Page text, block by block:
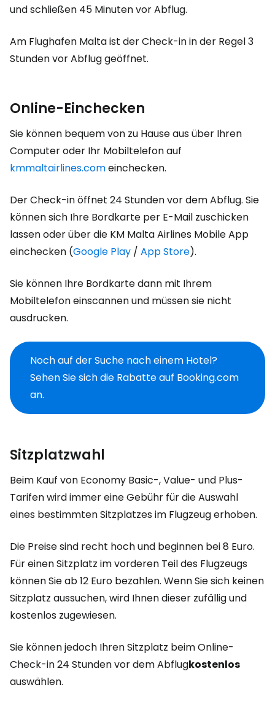
und schließen 45 Minuten vor Abflug.
Am Flughafen Malta ist der Check-in in der Regel 3
Stunden vor Abflug geöffnet.
Online-Einchecken
Sie können bequem von zu Hause aus über Ihren
Computer oder Ihr Mobiltelefon auf
kmmaltairlines.comeinchecken.
Der Check-in öffnet 24 Stunden vor dem Abflug. Sie
können sich Ihre Bordkarte per E-Mail zuschicken
lassen oder über die KM Malta Airlines Mobile App
einchecken (Google Play / App Store).
Sie können Ihre Bordkarte dann mit Ihrem
Mobiltelefon einscannen und müssen sie nicht
ausdrucken.
Noch auf der Suche nach einem Hotel?
Sehen Sie sich die Rabatte auf Booking.com
an.
Sitzplatzwahl
Beim Kauf von Economy Basic-, Value- und Plus-
Tarifen wird immer eine Gebühr für die Auswahl
eines bestimmten Sitzplatzes im Flugzeug erhoben.
Die Preise sind recht hoch und beginnen bei 8 Euro.
Für einen Sitzplatz im vorderen Teil des Flugzeugs
können Sie ab 12 Euro bezahlen. Wenn Sie sich keinen
Sitzplatz aussuchen, wird Ihnen dieser zufällig und
kostenlos zugewiesen.
Sie können jedoch Ihren Sitzplatz beim Online-
Check-in 24 Stunden vor dem Abflugkostenlos
auswählen.